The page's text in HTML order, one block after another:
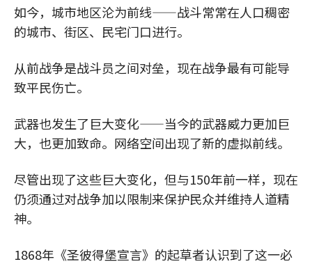
如今，城市地区沦为前线——战斗常常在人口稠密
的城市、街区、民宅门口进行。
从前战争是战斗员之间对垒，现在战争最有可能导
致平民伤亡。
武器也发生了巨大变化——当今的武器威力更加巨
大，也更加致命。网络空间出现了新的虚拟前线。
尽管出现了这些巨大变化，但与150年前一样，现在
仍须通过对战争加以限制来保护民众并维持人道精
神。
1868年《圣彼得堡宣言》的起草者认识到了这一必